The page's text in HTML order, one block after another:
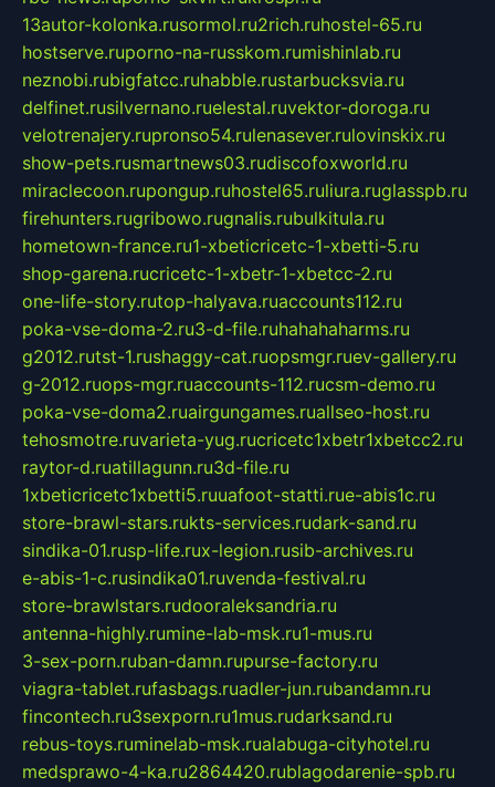
13autor-kolonka.rusormol.ru2rich.ruhostel-65.ru
hostserve.ruporno-na-russkom.rumishinlab.ru
neznobi.rubigfatcc.ruhabble.rustarbucksvia.ru
delfinet.rusilvernano.ruelestal.ruvektor-doroga.ru
velotrenajery.rupronso54.rulenasever.rulovinskix.ru
show-pets.rusmartnews03.rudiscofoxworld.ru
miraclecoon.rupongup.ruhostel65.ruliura.ruglasspb.ru
firehunters.rugribowo.rugnalis.rubulkitula.ru
hometown-france.ru1-xbeticricetc-1-xbetti-5.ru
shop-garena.rucricetc-1-xbetr-1-xbetcc-2.ru
one-life-story.rutop-halyava.ruaccounts112.ru
poka-vse-doma-2.ru3-d-file.ruhahahaharms.ru
g2012.rutst-1.rushaggy-cat.ruopsmgr.ruev-gallery.ru
g-2012.ruops-mgr.ruaccounts-112.rucsm-demo.ru
poka-vse-doma2.ruairgungames.ruallseo-host.ru
tehosmotre.ruvarieta-yug.rucricetc1xbetr1xbetcc2.ru
raytor-d.ruatillagunn.ru3d-file.ru
1xbeticricetc1xbetti5.ruuafoot-statti.rue-abis1c.ru
store-brawl-stars.rukts-services.rudark-sand.ru
sindika-01.rusp-life.rux-legion.rusib-archives.ru
e-abis-1-c.rusindika01.ruvenda-festival.ru
store-brawlstars.rudooraleksandria.ru
antenna-highly.rumine-lab-msk.ru1-mus.ru
3-sex-porn.ruban-damn.rupurse-factory.ru
viagra-tablet.rufasbags.ruadler-jun.rubandamn.ru
fincontech.ru3sexporn.ru1mus.rudarksand.ru
rebus-toys.ruminelab-msk.rualabuga-cityhotel.ru
medsprawo-4-ka.ru2864420.rublagodarenie-spb.ru